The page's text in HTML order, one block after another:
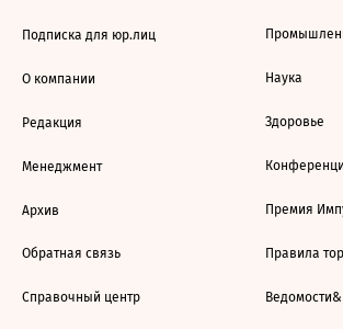
Подписка для юр.лиц
О компании
Редакция
Менеджмент
Архив
Обратная связь
Справочный центр
Наука
Здоровье
Премия
Правила
Ведомости&